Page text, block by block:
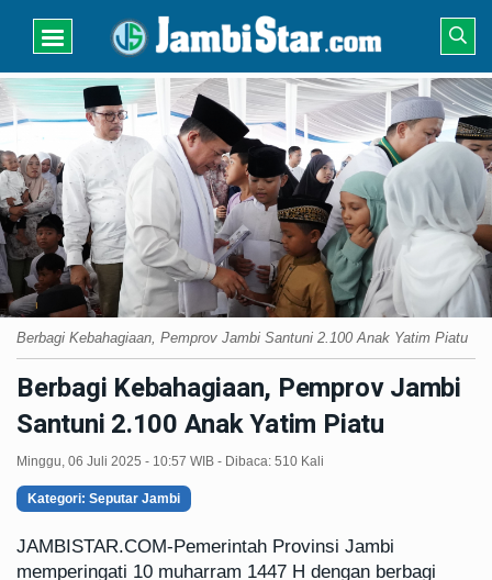
Berbagi Kebahagiaan, Pemprov Jambi Santuni 2.100 Anak Yatim Piatu
Berbagi Kebahagiaan, Pemprov Jambi
Santuni 2.100 Anak Yatim Piatu
Minggu, 06 Juli 2025 - 10:57 WIB - Dibaca: 510 Kali
Kategori: Seputar Jambi
JAMBISTAR.COM-Pemerintah Provinsi Jambi
memperingati 10 muharram 1447 H dengan berbagi